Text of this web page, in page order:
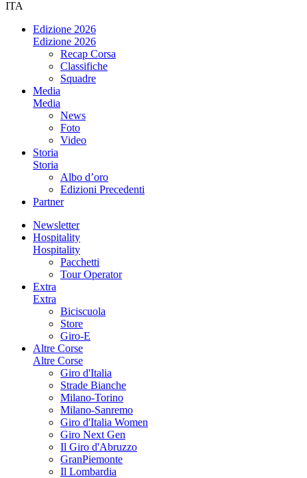
ITA
Edizione 2026
Edizione 2026
Recap Corsa
Classifiche
Squadre
Media
Media
News
Foto
Video
Storia
Storia
Albo d’oro
Edizioni Precedenti
Partner
Newsletter
Hospitality
Hospitality
Pacchetti
Tour Operator
Extra
Extra
Biciscuola
Store
Giro-E
Altre Corse
Altre Corse
Giro d'Italia
Strade Bianche
Milano-Torino
Milano-Sanremo
Giro d'Italia Women
Giro Next Gen
Il Giro d'Abruzzo
GranPiemonte
Il Lombardia